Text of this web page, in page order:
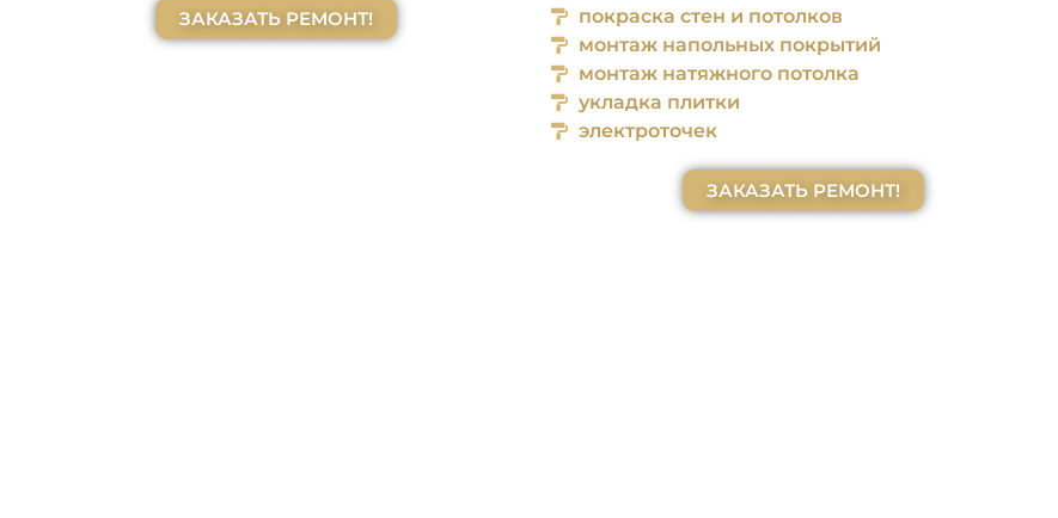
ЗАКАЗАТЬ РЕМОНТ!
покраска стен и потолков
монтаж напольных покрытий
монтаж натяжного потолка
укладка плитки
электроточек
ЗАКАЗАТЬ РЕМОНТ!